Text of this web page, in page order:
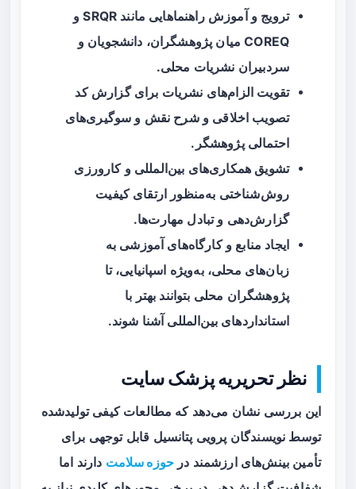
ترویج و آموزش راهنماهایی مانند SRQR و
COREQ میان پژوهشگران، دانشجویان و
سردبیران نشریات محلی.
تقویت الزام‌های نشریات برای گزارش کد
تصویب اخلاقی و شرح نقش و سوگیری‌های
احتمالی پژوهشگر.
تشویق همکاری‌های بین‌المللی و کارورزی
روش‌شناختی به‌منظور ارتقای کیفیت
گزارش‌دهی و تبادل مهارت‌ها.
ایجاد منابع و کارگاه‌های آموزشی به
زبان‌های محلی، به‌ویژه اسپانیایی، تا
پژوهشگران محلی بتوانند بهتر با
استانداردهای بین‌المللی آشنا شوند.
نظر تحریریه پزشک سایت
این بررسی نشان می‌دهد که مطالعات کیفی تولیدشده
توسط نویسندگان پرویی پتانسیل قابل توجهی برای
تأمین بینش‌های ارزشمند در حوزه سلامت دارند اما